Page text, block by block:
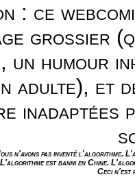
: ce
grossier
un humour
adulte), et
inadaptées
n'avons pas inventé l'algorithme.
L'algorithme est banni en Chine.
Ceci n'est